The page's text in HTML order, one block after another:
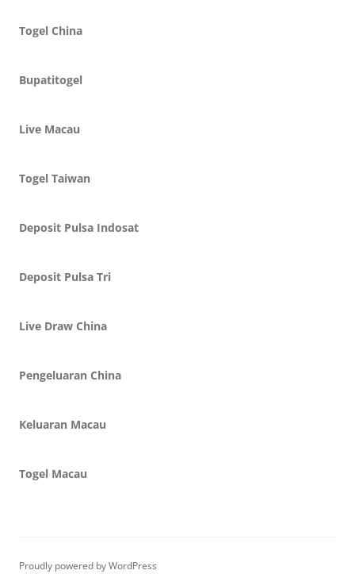
Togel China
Bupatitogel
Live Macau
Togel Taiwan
Deposit Pulsa Indosat
Deposit Pulsa Tri
Live Draw China
Pengeluaran China
Keluaran Macau
Togel Macau
Proudly powered by WordPress